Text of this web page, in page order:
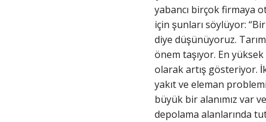
yabancı birçok firmaya
için şunları söylüyor:
diye düşünüyoruz.
önem taşıyor. En
olarak artış gösteriyor.
yakıt ve eleman
büyük bir alanımız var
depolama alanlarında